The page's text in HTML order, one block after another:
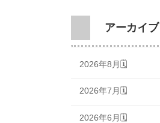
アーカイブ
2026年8月🗓
2026年7月🗓
2026年6月🗓